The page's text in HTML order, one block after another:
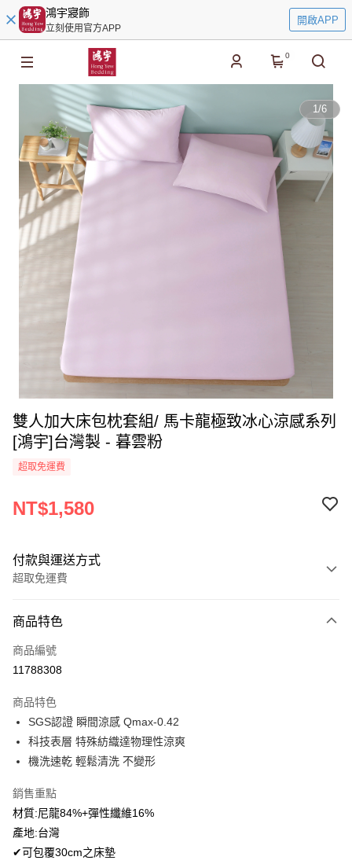
鴻宇寢飾
立刻使用官方APP
開啟APP
0
1/6
雙人加大床包枕套組/ 馬卡龍極致冰心涼感系列
[鴻宇]台灣製 - 暮雲粉
超取免運費
NT$1,580
付款與運送方式
超取免運費
信用卡一次付款
超商取貨付款
Apple Pay
悠遊付
AFTEE先享後付
相關說明
AFTEE先享後付是「在收到商品之後才付款」的支付方式。 讓您購物簡單
ATM付款
商品特色
商品編號
11788308
商品特色
SGS認證 瞬間涼感 Qmax-0.42
科技表層 特殊紡織達物理性涼爽
機洗速乾 輕鬆清洗 不變形
銷售重點
材質:尼龍84%+彈性纖維16%
產地:台灣
✔可包覆30cm之床墊